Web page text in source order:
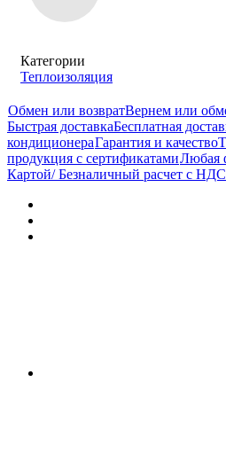
Категории
Теплоизоляция
Обмен или возвратВернем или
Быстрая доставкаБесплатная
кондиционераГарантия и качество
продукция с сертификатамиЛюбая
Картой/ Безналичный расчет с НДС